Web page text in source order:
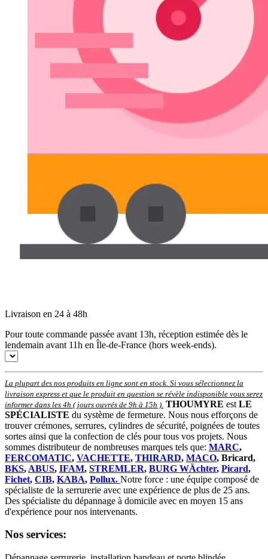
Livraison en 24 à 48h
Pour toute commande passée avant 13h, réception estimée dès le
lendemain avant 11h en Île-de-France (hors week-ends).
La plupart des nos produits en ligne sont en stock. Si vous sélectionnez la
livraison express et que le produit en question se révèle indisponible vous serez
informer dans les 4h ( jours ouvrés de 9h à 15h ) THOUMYRE est LE
SPÉCIALISTE du système de fermeture. Nous nous efforçons de
trouver crémones, serrures, cylindres de sécurité, poignées de toutes
sortes ainsi que la confection de clés pour tous vos projets. Nous
sommes distributeur de nombreuses marques tels que: MARC,
FERCOMATIC, VACHETTE, THIRARD, MACO, Bricard,
BKS, ABUS, IFAM, STREMLER, BURG WÄchter, Picard,
Fichet, CIB, KABA, Pollux. Notre force : une équipe composé de
spécialiste de la serrurerie avec une expérience de plus de 25 ans.
Des spécialiste du dépannage à domicile avec en moyen 15 ans
d'expérience pour nos intervenants.
Nos services: